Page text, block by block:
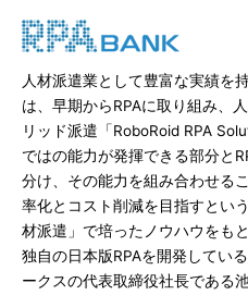
人材派遣業として豊富な実績を
は、早期からRPAに取り組み、
リッド派遣「RoboRoid RPA
ではの能力が発揮できる部分と
分け、その能力を組み合わせる
率化とコスト削減を目指すとい
材派遣」で培ったノウハウをも
独自の日本版RPAを開発してい
ークスの代表取締役社長である